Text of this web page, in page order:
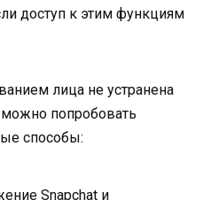
доступ к этим функциям
лица не устранена
попробовать
способы:
Snapchat и